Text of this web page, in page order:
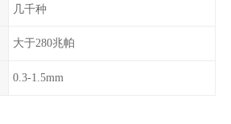
几千种
大于280兆帕
0.3-1.5mm